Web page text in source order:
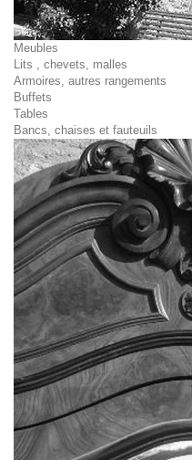
Meubles
Lits , chevets, malles
Armoires, autres rangements
Buffets
Tables
Bancs, chaises et fauteuils